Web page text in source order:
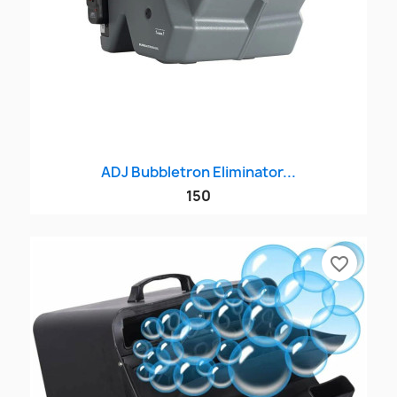
ADJ Bubbletron Eliminator...
150
favorite_border